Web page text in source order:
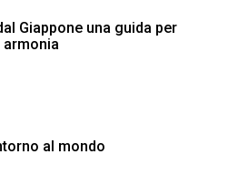
Giappone una guida per
armonia
al mondo